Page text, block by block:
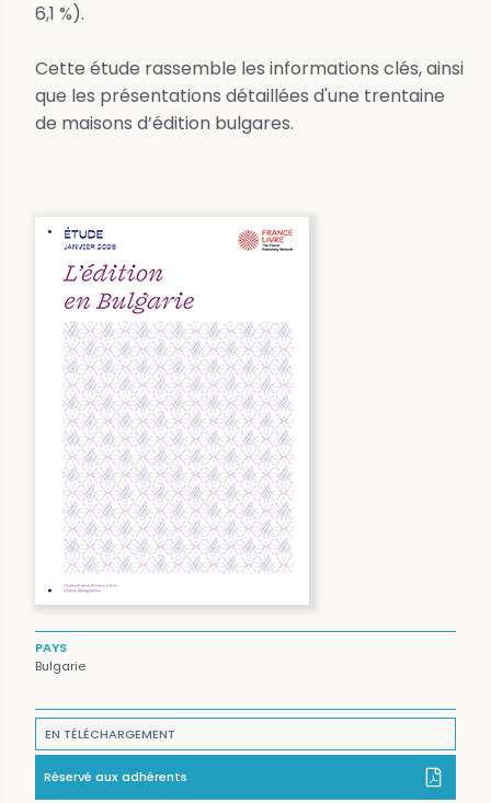
6,1 %).
Cette étude rassemble les informations clés, ainsi
que les présentations détaillées d'une trentaine
de maisons d’édition bulgares.
PAYS
Bulgarie
EN TÉLÉCHARGEMENT
Réservé aux adhérents